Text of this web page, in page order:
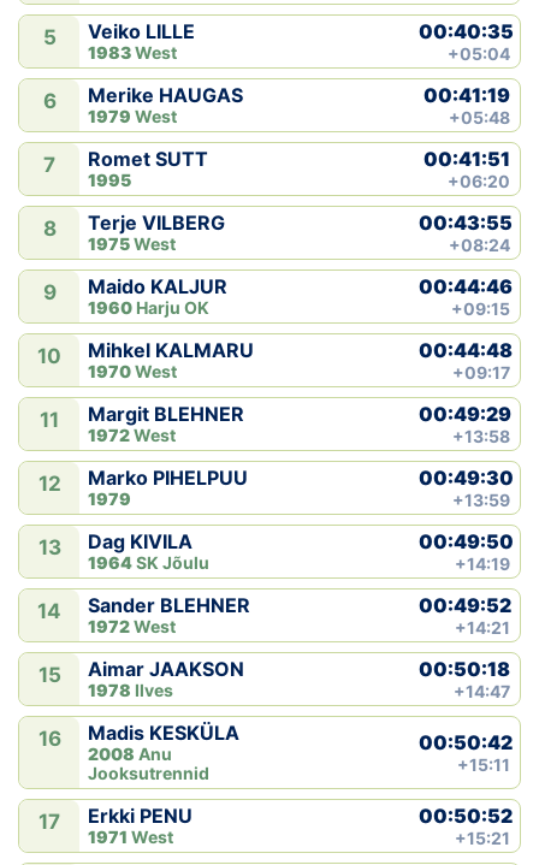
OTSI
5 Veiko LILLE
1983West
00:40:35
+05:04
6 Merike HAUGAS
1979 West
00:41:19
+05:48
7 Romet SUTT
1995
00:41:51
+06:20
8 Terje VILBERG
1975West
00:43:55
+08:24
9 Maido KALJUR
1960 Harju OK
00:44:46
+09:15
10 Mihkel KALMARU
1970West
00:44:48
+09:17
11 Margit BLEHNER
1972West
00:49:29
+13:58
12 Marko PIHELPUU
1979
00:49:30
+13:59
13 Dag KIVILA
1964SK Jõulu
00:49:50
+14:19
14 Sander BLEHNER
1972West
00:49:52
+14:21
15 Aimar JAAKSON
1978 Ilves
00:50:18
+14:47
16 Madis KESKÜLA
2008 Anu
Jooksutrennid
00:50:42
+15:11
17 Erkki PENU
1971 West
00:50:52
+15:21